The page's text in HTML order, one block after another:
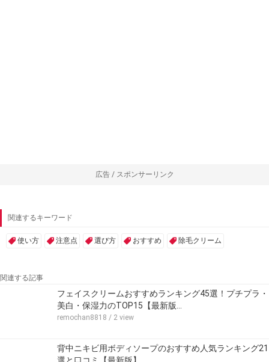
広告 / スポンサーリンク
関連するキーワード
使い方 注意点 選び方 おすすめ 除毛クリーム
関連する記事
フェイスクリームおすすめランキング45選！プチプラ・
美白・保湿力のTOP15【最新版…
remochan8818 / 2 view
背中ニキビ用ボディソープのおすすめ人気ランキング21